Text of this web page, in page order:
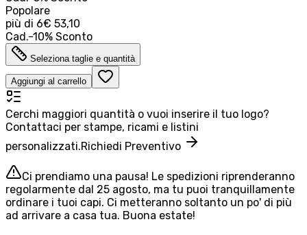
Popolare
più di 6€ 53,10
Cad.-10% Sconto
Seleziona taglie e quantità
Aggiungi al carrello
Cerchi maggiori quantità o vuoi inserire il tuo logo?
Contattaci per stampe, ricami e listini
personalizzati.Richiedi Preventivo
Ci prendiamo una pausa! Le spedizioni riprenderanno
regolarmente dal 25 agosto, ma tu puoi tranquillamente
ordinare i tuoi capi. Ci metteranno soltanto un po' di più
ad arrivare a casa tua. Buona estate!